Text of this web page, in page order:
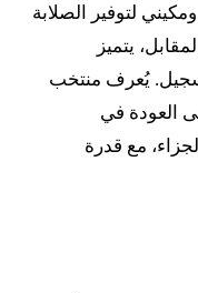
على وجود ثنائي ارتكاز مثل آدامز ومكيني لتوفير الصلابة
يتميز
يُعرف منتخب
وقدرة على العودة في
مع قدرة